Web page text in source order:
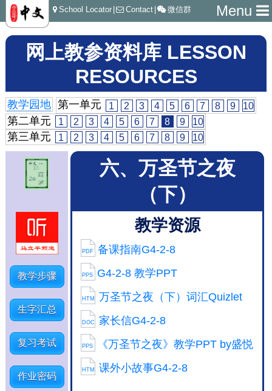
Menu
School Locator Contact 微信群
网上教参资料库 LESSON
RESOURCES
教学园地 第一单元 1 2 3 4 5 6 7 8 9 10
第二单元 1 2 3 4 5 6 7 8 9 10
第三单元 1 2 3 4 5 6 7 8 9 10
教学步骤
生字汇总
复习考试
作业密码
六、万圣节之夜
（下）
教学资源
PDF 备课指南G4-2-8
PPS G4-2-8 教学PPT
HTM 万圣节之夜（下）词汇Quizlet
DOC 家长信G4-2-8
PPS 《万圣节之夜》教学PPT by盛悦
HTM 课外小故事G4-2-8